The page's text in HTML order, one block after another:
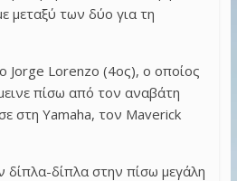
μεταξύ των δύο για τη
Jorge Lorenzo (4ος), ο οποίος
πίσω από τον αναβάτη
στη Yamaha, τον Maverick
δίπλα-δίπλα στην πίσω μεγάλη